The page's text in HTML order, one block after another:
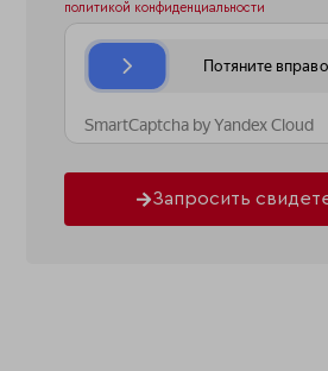
политикой конфиденциальности
Запросить